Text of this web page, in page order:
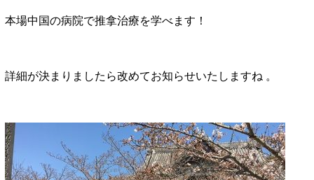
本場中国の病院で推拿治療を学べます！
詳細が決まりましたら改めてお知らせいたしますね 。